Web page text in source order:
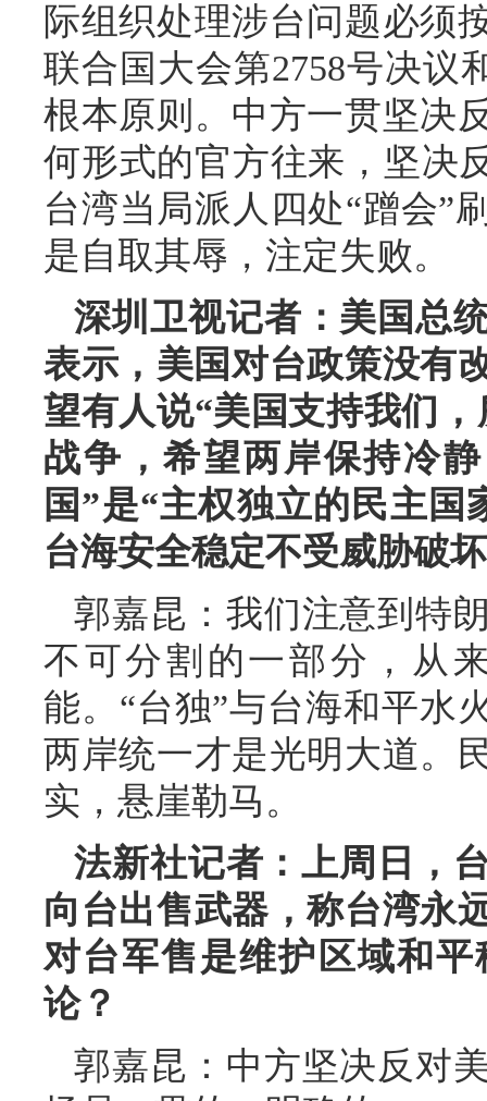
际组织处理涉台问题必须
联合国大会第2758号决议
根本原则。中方一贯坚决
何形式的官方往来，坚决
台湾当局派人四处“蹭会”
是自取其辱，注定失败。
深圳卫视记者：美国总
表示，美国对台政策没有
望有人说“美国支持我们
战争，希望两岸保持冷
国”是“主权独立的民主
台海安全稳定不受威胁破
郭嘉昆：我们注意到特
不可分割的一部分，从
能。“台独”与台海和平水
两岸统一才是光明大道。
实，悬崖勒马。
法新社记者：上周日，
向台出售武器，称台湾永
对台军售是维护区域和
论？
郭嘉昆：中方坚决反对